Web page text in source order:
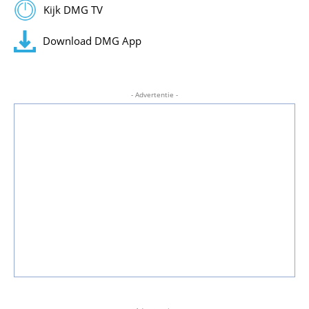
Kijk DMG TV
Download DMG App
- Advertentie -